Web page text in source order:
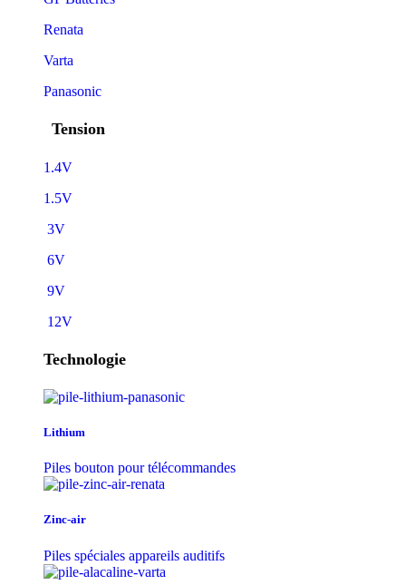
Renata
Varta
Panasonic
Tension
1.4V
1.5V
3V
6V
9V
12V
Technologie
Lithium
Piles bouton pour télécommandes
Zinc-air
Piles spéciales appareils auditifs